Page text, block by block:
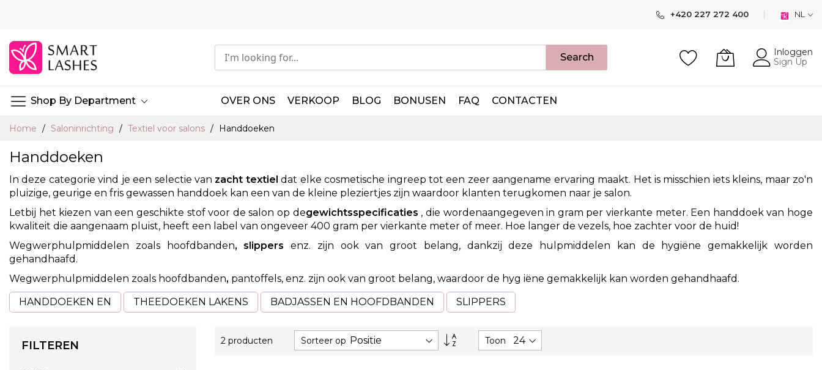
inhoud
+420 227 272 400 NL
Shop By Department
Search
Inloggen
Sign Up
OVER ONS VERKOOP BLOG BONUSEN FAQ CONTACTEN
Home Saloninrichting Textiel voor salons Handdoeken
Handdoeken
In deze categorie vind je een selectie van zacht textiel dat elke cosmetische ingreep tot een zeer aangename ervaring maakt. Het is misschien iets kleins, maar zo'n
pluizige, geurige en fris gewassen handdoek kan een van de kleine pleziertjes zijn waardoor klanten terugkomen naar je salon.
Letbij het kiezen van een geschikte stof voor de salonop degewichtsspecificaties , die wordenaangegeven in gram per vierkante meter. Een handdoek van hoge
kwaliteit die aangenaam pluist, heeft een label van ongeveer 400 gram per vierkante meter of meer. Hoe langer de vezels, hoe zachter voor de huid!
Wegwerphulpmiddelen zoals hoofdbanden, slippers enz. zijn ook van groot belang, dankzij deze hulpmiddelen kan de hygiëne gemakkelijk worden
gehandhaafd .
Wegwerphulpmiddelen zoals hoofdbanden, pantoffels, enz. zijn ook van groot belang, waardoor de hyg iëne gemakkelijk kan worden gehandhaafd.
HANDDOEKEN EN
THEEDOEKEN LAKENS BADJASSEN EN HOOFDBANDEN SLIPPERS
2 producten Sorteer op
Van
Toon
FILTEREN